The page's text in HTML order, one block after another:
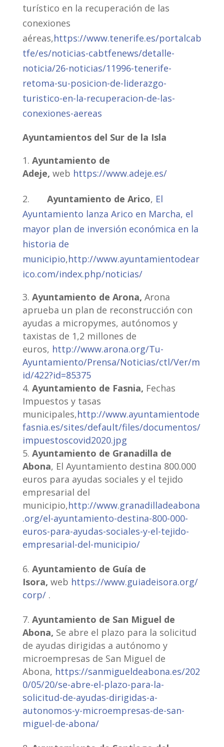
turístico en la recuperación de las
conexiones
aéreas,https://www.tenerife.es/portalcab
tfe/es/noticias-cabtfenews/detalle-
noticia/26-noticias/11996-tenerife-
retoma-su-posicion-de-liderazgo-
turistico-en-la-recuperacion-de-las-
conexiones-aereas
Ayuntamientos del Sur de la Isla
Ayuntamiento de
Adeje, web https://www.adeje.es/
2. Ayuntamiento de Arico, El
Ayuntamiento lanza Arico en Marcha, el
mayor plan de inversión económica en la
historia de
municipio,http://www.ayuntamientodear
ico.com/index.php/noticias/
Ayuntamiento de Arona, Arona
aprueba un plan de reconstrucción con
ayudas a micropymes, autónomos y
taxistas de 1,2 millones de
euros, http://www.arona.org/Tu-
Ayuntamiento/Prensa/Noticias/ctl/Ver/m
id/422?id=85375
Ayuntamiento de Fasnia, Fechas
Impuestos y tasas
municipales,http://www.ayuntamientode
fasnia.es/sites/default/files/documentos/
impuestoscovid2020.jpg
Ayuntamiento de Granadilla de
Abona, El Ayuntamiento destina 800.000
euros para ayudas sociales y el tejido
empresarial del
municipio,http://www.granadilladeabona
.org/el-ayuntamiento-destina-800-000-
euros-para-ayudas-sociales-y-el-tejido-
empresarial-del-municipio/
Ayuntamiento de Guía de
Isora, web https://www.guiadeisora.org/
corp/.
Ayuntamiento de San Miguel de
Abona, Se abre el plazo para la solicitud
de ayudas dirigidas a autónomo y
microempresas de San Miguel de
Abona, https://sanmigueldeabona.es/202
0/05/20/se-abre-el-plazo-para-la-
solicitud-de-ayudas-dirigidas-a-
autonomos-y-microempresas-de-san-
miguel-de-abona/